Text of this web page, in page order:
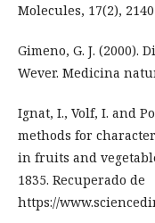
Molecules, 17(2),
Gimeno, G. J. (2000).
Wever. Medicina
Ignat, I., Volf, I. and
methods for
in fruits and
1835. Recuperado de
https://